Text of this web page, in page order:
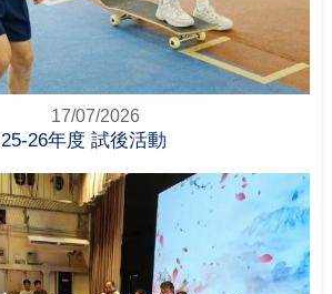
17/07/2026
25-26年度 試後活動